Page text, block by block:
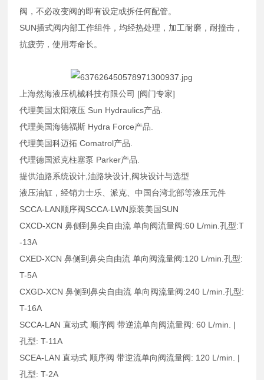
阀，不必改变阀的即有设定或拆任何配管。
SUN插式阀内部工作组件，均经热处理，加工耐磨，耐撞击，
抗疲劳，使用寿命长。
上海然海液压机械科技有限公司 [阀门专家]
代理美国太阳液压 Sun Hydraulics产品.
代理美国海德福斯 Hydra Force产品.
代理美国科迈拓 Comatrol产品.
代理德国派克柱塞泵 Parker产品.
提供油路系统设计,油路块设计,阀块设计与选型
液压油缸，经销力士乐、派克、中国台湾北部等液压元件
SCCA-LAN顺序阀SCCA-LWN原装美国SUN
CXCD-XCN 鼻侧到鼻尖自由流 单向阀流量阀:60 L/min.孔型:T
-13A
CXED-XCN 鼻侧到鼻尖自由流 单向阀流量阀:120 L/min.孔型:
T-5A
CXGD-XCN 鼻侧到鼻尖自由流 单向阀流量阀:240 L/min.孔型:
T-16A
SCCA-LAN 直动式 顺序阀 带逆流单向阀流量阀: 60 L/min. |
孔型: T-11A
SCEA-LAN 直动式 顺序阀 带逆流单向阀流量阀: 120 L/min. |
孔型: T-2A